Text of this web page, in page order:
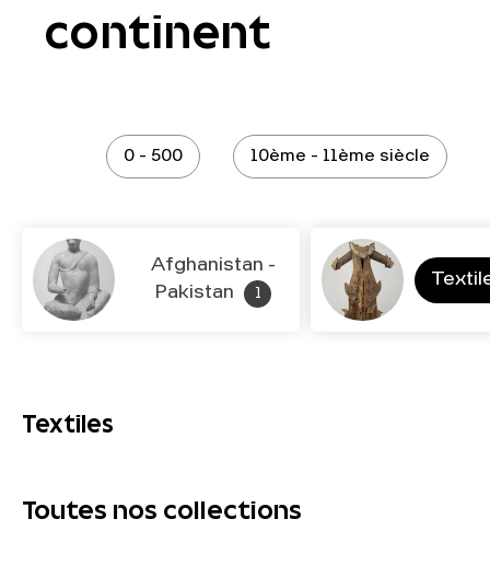
continent
0 - 500 10ème - 11ème siècle
Afghanistan -
Pakistan
Textiles
Toutes nos collections